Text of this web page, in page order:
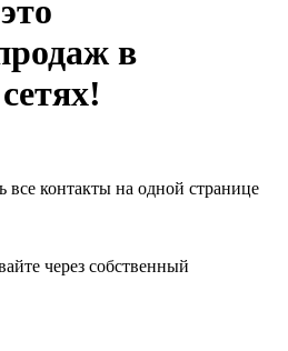
в
все контакты на одной странице
через собственный